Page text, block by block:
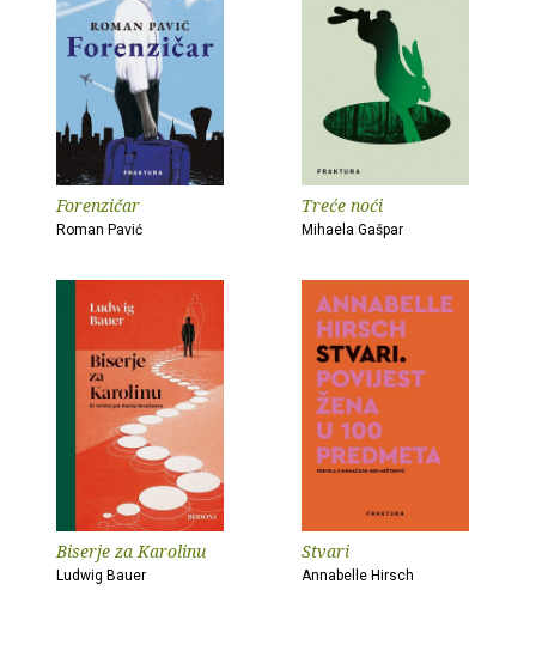
Forenzičar
Roman Pavić
Treće noći
Mihaela Gašpar
Biserje za Karolinu
Ludwig Bauer
Stvari
Annabelle Hirsch